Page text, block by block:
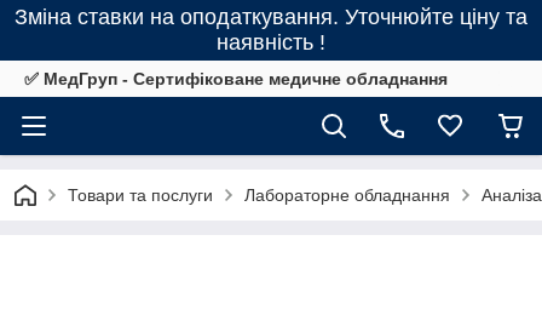
Зміна ставки на оподаткування. Уточнюйте ціну та
наявність !
✅ МедГруп - Сертифіковане медичне обладнання
Товари та послуги Лабораторне обладнання